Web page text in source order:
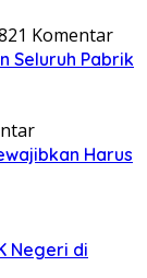
21 Komentar
Seluruh Pabrik
Harus
Negeri di